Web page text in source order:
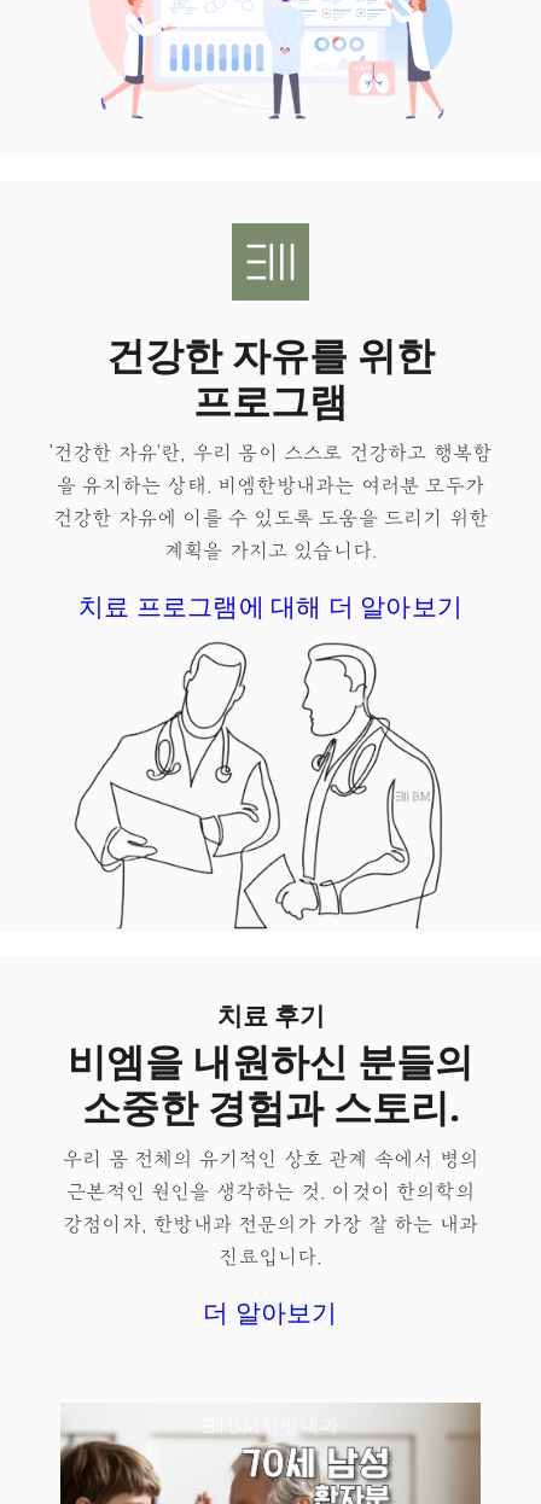
건강한 자유를 위한
프로그램
'건강한 자유'란, 우리 몸이 스스로 건강하고 행복함
을 유지하는 상태.​ 비엠한방내과는 여러분 모두가
건강한 자유에 이를 수 있도록 도움을 드리기 위한
계획을 가지고 있습니다.
치료 프로그램에 대해 더 알아보기
치료 후기
비엠을 내원하신 분들의
소중한 경험과 스토리.
우리 몸 전체의 유기적인 상호 관계 속에서 병의
근본적인 원인을 생각하는 것. 이것이 한의학의
강점이자, 한방내과 전문의가 가장 잘 하는 내과
진료입니다.
더 알아보기